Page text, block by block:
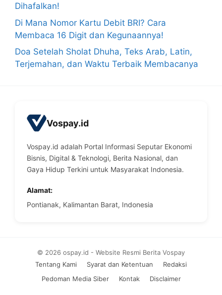
Dihafalkan!
Di Mana Nomor Kartu Debit BRI? Cara
Membaca 16 Digit dan Kegunaannya!
Doa Setelah Sholat Dhuha, Teks Arab, Latin,
Terjemahan, dan Waktu Terbaik Membacanya
Vospay.id
Vospay.id adalah Portal Informasi Seputar Ekonomi
Bisnis, Digital & Teknologi, Berita Nasional, dan
Gaya Hidup Terkini untuk Masyarakat Indonesia.
Alamat:
Pontianak, Kalimantan Barat, Indonesia
Tentang Kami Syarat dan Ketentuan
Redaksi
Pedoman Media Siber
Kontak Disclaimer
© 2026 ospay.id - Website Resmi Berita Vospay